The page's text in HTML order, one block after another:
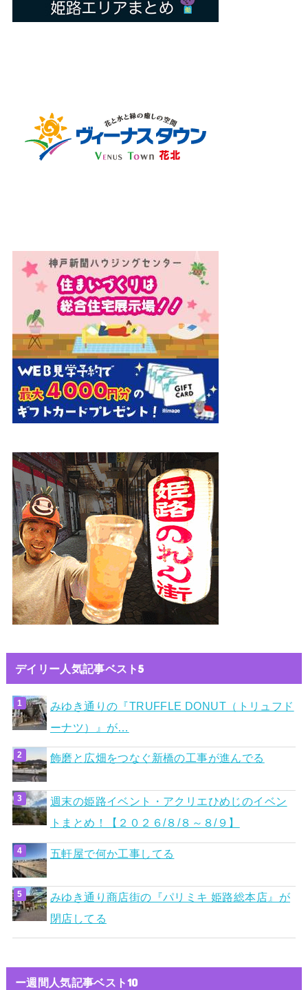
デイリー人気記事ベスト5
みゆき通りの『TRUFFLE DONUT（トリュフド
ーナツ）』が…
飾磨と広畑をつなぐ新橋の工事が進んでる
週末の姫路イベント・アクリエひめじのイベン
トまとめ！【２０２６/８/８～８/９】
五軒屋で何か工事してる
みゆき通り商店街の『パリミキ 姫路総本店』が
閉店してる
ー週間人気記事ベスト10